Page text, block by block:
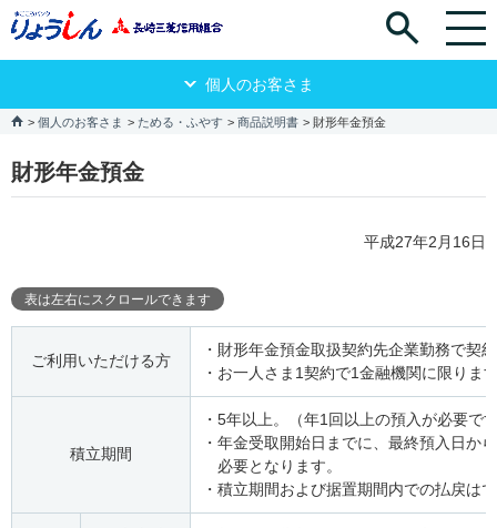
個人のお客さま
個人のお客さま ためる・ふやす 商品説明書 財形年金預金
財形年金預金
平成27年2月16日
ご利用いただける方
・財形年金預金取扱契約先企業勤務で契
・お一人さま1契約で1金融機関に限りま
積立期間
・5年以上。（年1回以上の預入が必要で
・年金受取開始日までに、最終預入日か
必要となります。
・積立期間および据置期間内での払戻は